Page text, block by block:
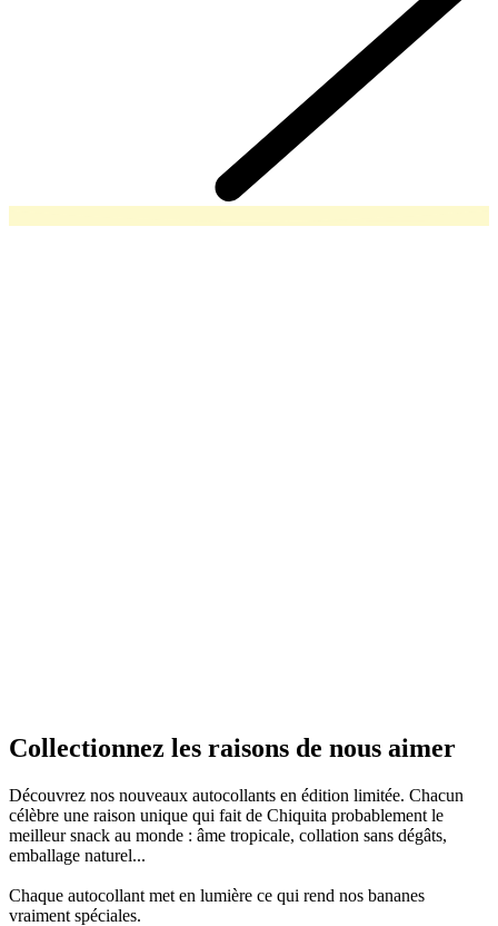
Collectionnez les raisons de nous aimer
Découvrez nos nouveaux autocollants en édition limitée. Chacun
célèbre une raison unique qui fait de Chiquita probablement le
meilleur snack au monde : âme tropicale, collation sans dégâts,
emballage naturel...
Chaque autocollant met en lumière ce qui rend nos bananes
vraiment spéciales.